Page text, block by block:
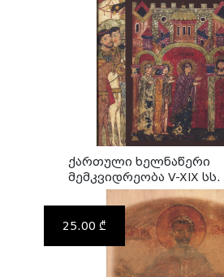
ქართული ხელნაწერი
მემკვიდრეობა V-XIX სს.
25.00 ₾